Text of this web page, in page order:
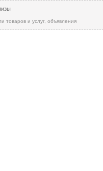
товаров и услуг, объявления